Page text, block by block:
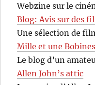
Webzine sur le
Blog: Avis sur des
Une sélection de
Mille et une Bobines
Le blog d’un
Allen John’s attic